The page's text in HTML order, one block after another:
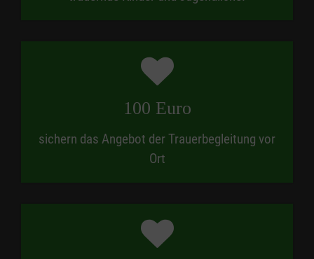
100 Euro
sichern das Angebot der Trauerbegleitung vor
Ort